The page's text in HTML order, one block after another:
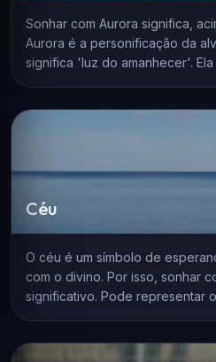
Sonhar com Aurora significa,
Aurora é a personificação da
significa 'luz do amanhecer'. Ela
Céu
O céu é um símbolo de
com o divino. Por isso, sonhar
significativo. Pode representar